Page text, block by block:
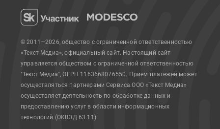
© 2011—2026, общество с ограниченной ответственностью
«Текст Медиа», официальный сайт. Настоящий сайт
управляется обществом с ограниченной ответственностью
"Текст Медиа", ОГРН 1163668076550. Прием платежей может
осуществляться партнерами Сервиса.ООО «Текст Медиа»
осуществляет деятельность по обработке данных и
предоставлению услуг в области информационных
технологий (ОКВЭД 63.11)